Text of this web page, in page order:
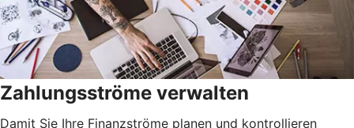
Zahlungsströme verwalten
Damit Sie Ihre Finanzströme planen und kontrollieren